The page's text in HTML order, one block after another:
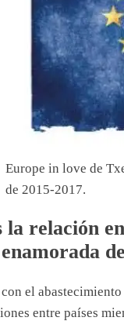
Europe in love de
de 2015-2017.
la relación
el
entre países